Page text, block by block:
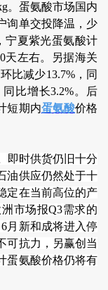
。蛋氨酸市场国内
询单交投降温，少
宁夏紫光蛋氨酸计
天左右。另据海关
比减少13.7%，同
同比增长3.2%。后
短期内蛋氨酸价格
即时供货仍旧十分
油供应仍然处于十
定在当前高位的产
市场报Q3需求的
月新和成将进入停
可抗力，另赢创当
蛋氨酸价格仍将有